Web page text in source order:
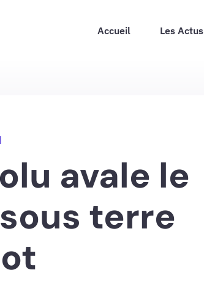
Accueil Les Actus
avale le
terre